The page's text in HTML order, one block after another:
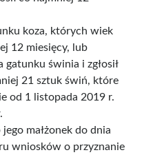
koza, których wiek
12 miesięcy, lub
gatunku świnia i zgłosił
21 sztuk świń, które
od 1 listopada 2019 r.
małżonek do dnia
wniosków o przyznanie